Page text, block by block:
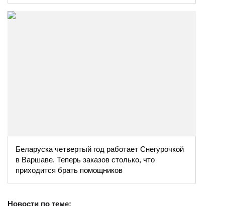
Беларуска четвертый год работает Снегурочкой
в Варшаве. Теперь заказов столько, что
приходится брать помощников
Новости по теме: